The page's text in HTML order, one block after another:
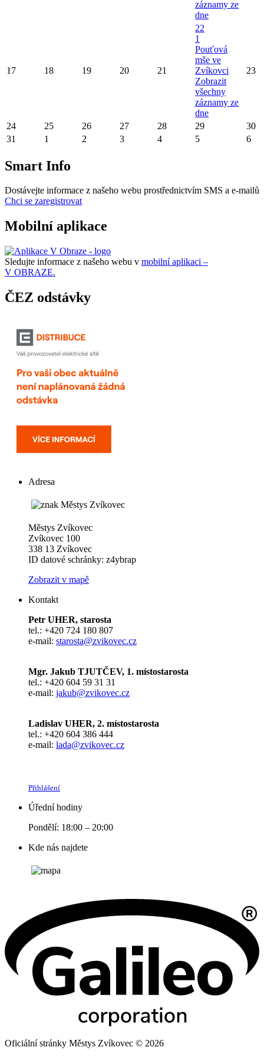
záznamy ze
dne
17 18 19 20 21
22
1
Pouťová
mše ve
Zvíkovci
Zobrazit
všechny
záznamy ze
dne
23
24 25 26 27 28 29
30
31
1 2 3 4 5 6
Smart Info
Dostávejte informace z našeho webu prostřednictvím SMS a e-mailů
Chci se zaregistrovat
Mobilní aplikace
Sledujte informace z našeho webu v mobilní aplikaci –
V OBRAZE.
ČEZ odstávky
Adresa
Městys Zvíkovec
Zvíkovec 100
338 13 Zvíkovec
ID datové schránky: z4ybrap
Zobrazit v mapě
Kontakt
Petr UHER, starosta
tel.: +420 724 180 807
e-mail: starosta@zvikovec.cz
Mgr. Jakub TJUTČEV, 1. místostarosta
tel.: +420 604 59 31 31
e-mail: jakub@zvikovec.cz
Ladislav UHER, 2. místostarosta
tel.: +420 604 386 444
e-mail: lada@zvikovec.cz
Přihlášení
Úřední hodiny
Pondělí: 18:00 – 20:00
Kde nás najdete
Oficiální stránky Městys Zvíkovec © 2026